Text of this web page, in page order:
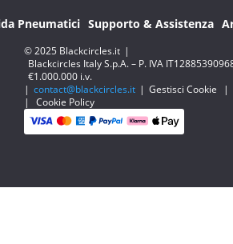
Pneumatici Supporto & Assistenza
© 2025 Blackcircles.it |
Blackcircles Italy S.p.A. – P. IVA
€1.000.000 i.v.
| contact@blackcircles.it | Gestisci Cookie |
|
Cookie Policy